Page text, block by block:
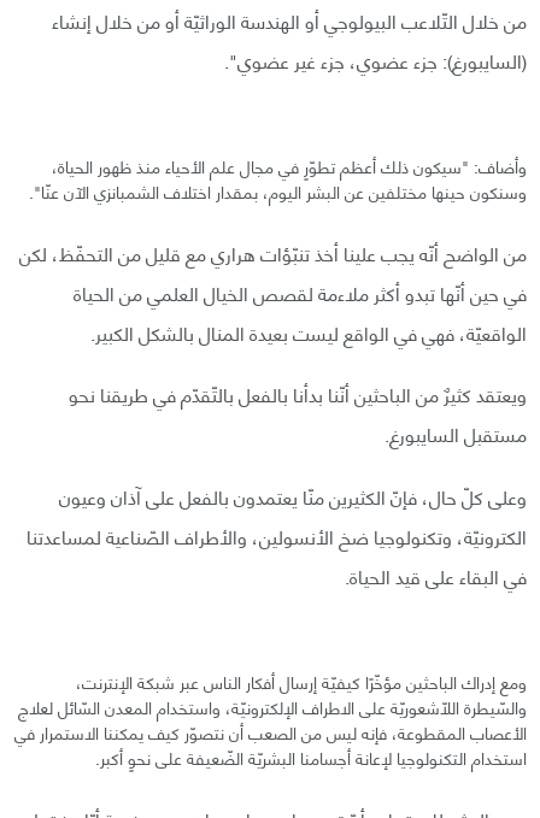
من خلال التّلاعب البيولوجي أو الهندسة الوراثيّة أو من خلال إنشاء
(السايبورغ): جزء عضوي، جزء غير عضوي".
وأضاف: "سيكون ذلك أعظم تطوّرٍ في مجال علم الأحياء منذ ظهور الحياة،
وسنكون حينها مختلفين عن البشر اليوم، بمقدار اختلاف الشمبانزي الآن عنّا".
من الواضح أنّه يجب علينا أخذ تنبّؤات هراري مع قليل من التحفّظ، لكن
في حين أنّها تبدو أكثر ملاءمة لقصص الخيال العلمي من الحياة
الواقعيّة، فهي في الواقع ليست بعيدة المنال بالشكل الكبير.
ويعتقد كثيرٌ من الباحثين أنّنا بدأنا بالفعل بالتّقدّم في طريقنا نحو
مستقبل السايبورغ.
وعلى كلّ حال، فإنّ الكثيرين منّا يعتمدون بالفعل على آذان وعيون
الكترونيّة، وتكنولوجيا ضخ الأنسولين، والأطراف الصّناعية لمساعدتنا
في البقاء على قيد الحياة.
ومع إدراك الباحثين مؤخّرًا كيفيّة إرسال أفكار الناس عبر شبكة الإنترنت،
والسّيطرة اللّاشعوريّة على الاطراف الإلكترونيّة، واستخدام المعدن السّائل لعلاج
الأعصاب المقطوعة، فإنه ليس من الصعب أن نتصوّر كيف يمكننا الاستمرار في
استخدام التكنولوجيا لإعانة أجسامنا البشريّة الضّعيفة على نحوٍ أكبر.